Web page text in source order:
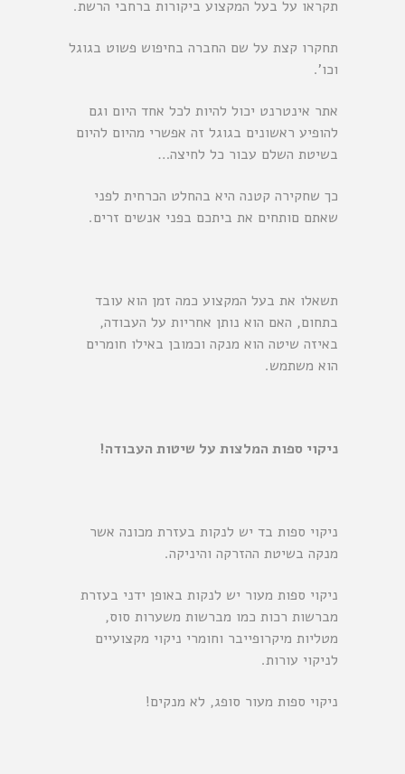
תקראו על בעל המקצוע ביקורות ברחבי הרשת.
תחקרו קצת על שם החברה בחיפוש פשוט בגוגל
וכו’.
אתר אינטרנט יכול להיות לכל אחד היום וגם
להופיע ראשונים בגוגל זה אפשרי מהיום להיום
בשיטת השלם עבור כל לחיצה…
כך שחקירה קטנה היא בהחלט הכרחית לפני
שאתם םותחים את ביתכם בפני אנשים זרים.
תשאלו את בעל המקצוע כמה זמן הוא עובד
בתחום, האם הוא נותן אחריות על העבודה,
באיזה שיטה הוא מנקה וכמובן באילו חומרים
הוא משתמש.
ניקוי ספות המלצות על שיטות העבודה!
ניקוי ספות בד יש לנקות בעזרת מכונה אשר
מנקה בשיטת ההזרקה והיניקה.
ניקוי ספות מעור יש לנקות באופן ידני בעזרת
מברשות רכות כמו מברשות משערות סוס,
מטליות מיקרופייבר וחומרי ניקוי מקצועיים
לניקוי עורות.
ניקוי ספות מעור סופג, לא מנקים!